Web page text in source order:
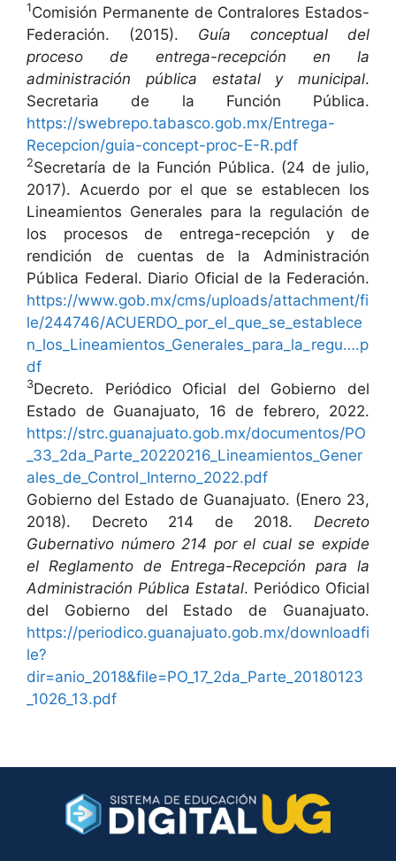
1Comisión Permanente de Contralores Estados-
Federación. (2015). Guía conceptual del
proceso de entrega-recepción en la
administración pública estatal y municipal.
Secretaria de la Función Pública.
https://swebrepo.tabasco.gob.mx/Entrega-
Recepcion/guia-concept-proc-E-R.pdf
2Secretaría de la Función Pública. (24 de julio,
2017). Acuerdo por el que se establecen los
Lineamientos Generales para la regulación de
los procesos de entrega-recepción y de
rendición de cuentas de la Administración
Pública Federal. Diario Oficial de la Federación.
https://www.gob.mx/cms/uploads/attachment/fi
le/244746/ACUERDO_por_el_que_se_establece
n_los_Lineamientos_Generales_para_la_regu….p
df
3Decreto. Periódico Oficial del Gobierno del
Estado de Guanajuato, 16 de febrero, 2022.
https://strc.guanajuato.gob.mx/documentos/PO
_33_2da_Parte_20220216_Lineamientos_Gener
ales_de_Control_Interno_2022.pdf
Gobierno del Estado de Guanajuato. (Enero 23,
2018). Decreto 214 de 2018. Decreto
Gubernativo número 214 por el cual se expide
el Reglamento de Entrega-Recepción para la
Administración Pública Estatal. Periódico Oficial
del Gobierno del Estado de Guanajuato.
https://periodico.guanajuato.gob.mx/downloadfi
le?
dir=anio_2018&file=PO_17_2da_Parte_20180123
_1026_13.pdf